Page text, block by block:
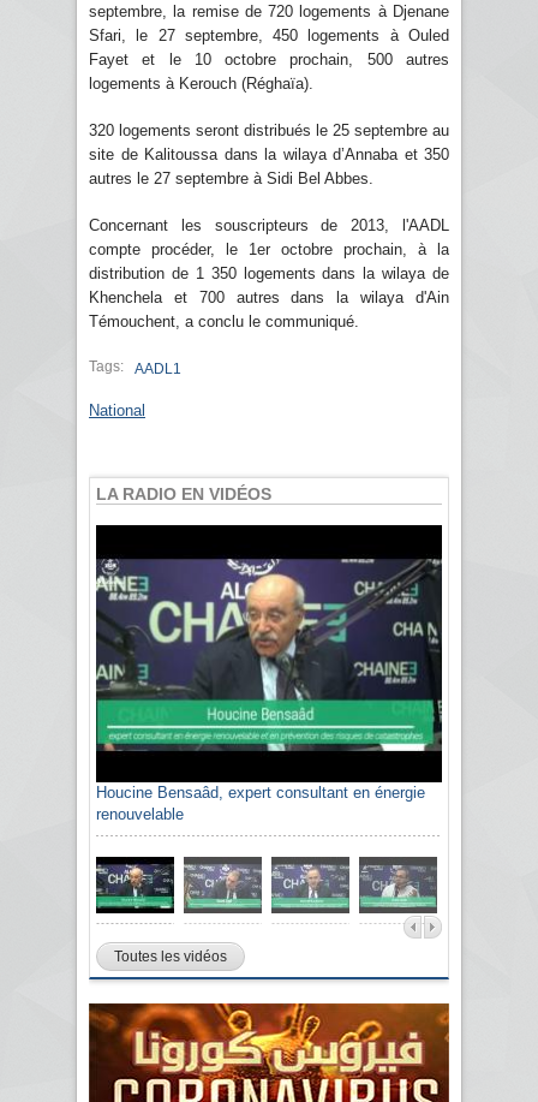
septembre, la remise de 720 logements à Djenane
Sfari, le 27 septembre, 450 logements à Ouled
Fayet et le 10 octobre prochain, 500 autres
logements à Kerouch (Réghaïa).
320 logements seront distribués le 25 septembre au
site de Kalitoussa dans la wilaya d’Annaba et 350
autres le 27 septembre à Sidi Bel Abbes.
Concernant les souscripteurs de 2013, l'AADL
compte procéder, le 1er octobre prochain, à la
distribution de 1 350 logements dans la wilaya de
Khenchela et 700 autres dans la wilaya d'Ain
Témouchent, a conclu le communiqué.
Tags: AADL1
National
LA RADIO EN VIDÉOS
Houcine Bensaâd, expert consultant en énergie
renouvelable
Toutes les vidéos